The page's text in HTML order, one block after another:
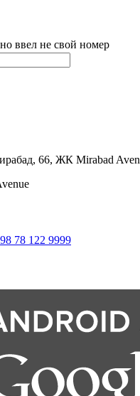
ввел не свой номер
66, ЖК Mirabad
78 122 9999